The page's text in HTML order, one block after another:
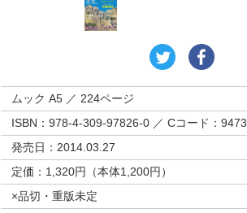
ムック A5 ／ 224ページ
ISBN：978-4-309-97826-0 ／ Cコード：9473
発売日：2014.03.27
定価：1,320円（本体1,200円）
×品切・重版未定